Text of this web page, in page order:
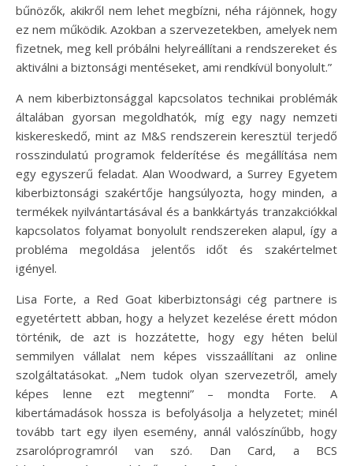
bűnözők, akikről nem lehet megbízni, néha rájönnek, hogy
ez nem működik. Azokban a szervezetekben, amelyek nem
fizetnek, meg kell próbálni helyreállítani a rendszereket és
aktiválni a biztonsági mentéseket, ami rendkívül bonyolult.”
A nem kiberbiztonsággal kapcsolatos technikai problémák
általában gyorsan megoldhatók, míg egy nagy nemzeti
kiskereskedő, mint az M&S rendszerein keresztül terjedő
rosszindulatú programok felderítése és megállítása nem
egy egyszerű feladat. Alan Woodward, a Surrey Egyetem
kiberbiztonsági szakértője hangsúlyozta, hogy minden, a
termékek nyilvántartásával és a bankkártyás tranzakciókkal
kapcsolatos folyamat bonyolult rendszereken alapul, így a
probléma megoldása jelentős időt és szakértelmet
igényel.
Lisa Forte, a Red Goat kiberbiztonsági cég partnere is
egyetértett abban, hogy a helyzet kezelése érett módon
történik, de azt is hozzátette, hogy egy héten belül
semmilyen vállalat nem képes visszaállítani az online
szolgáltatásokat. „Nem tudok olyan szervezetről, amely
képes lenne ezt megtenni” – mondta Forte. A
kibertámadások hossza is befolyásolja a helyzetet; minél
tovább tart egy ilyen esemény, annál valószínűbb, hogy
zsarolóprogramról van szó. Dan Card, a BCS